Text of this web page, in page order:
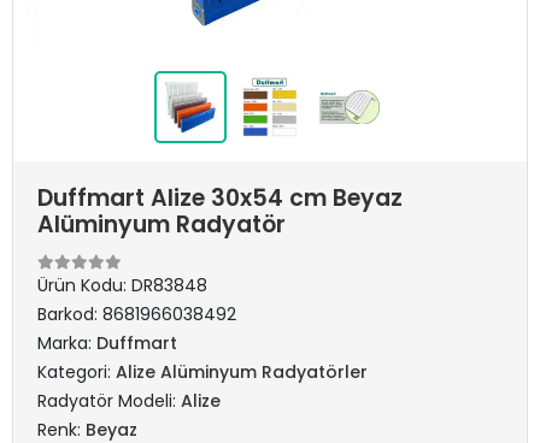
Duffmart Alize 30x54 cm Beyaz
Alüminyum Radyatör
Ürün Kodu: DR83848
Barkod: 8681966038492
Marka: Duffmart
Kategori: Alize Alüminyum Radyatörler
Radyatör Modeli: Alize
Renk: Beyaz